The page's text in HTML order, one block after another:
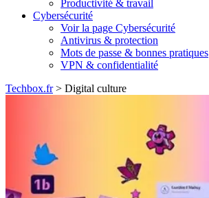
Productivité & travail
Cybersécurité
Voir la page Cybersécurité
Antivirus & protection
Mots de passe & bonnes pratiques
VPN & confidentialité
Techbox.fr> Digital culture